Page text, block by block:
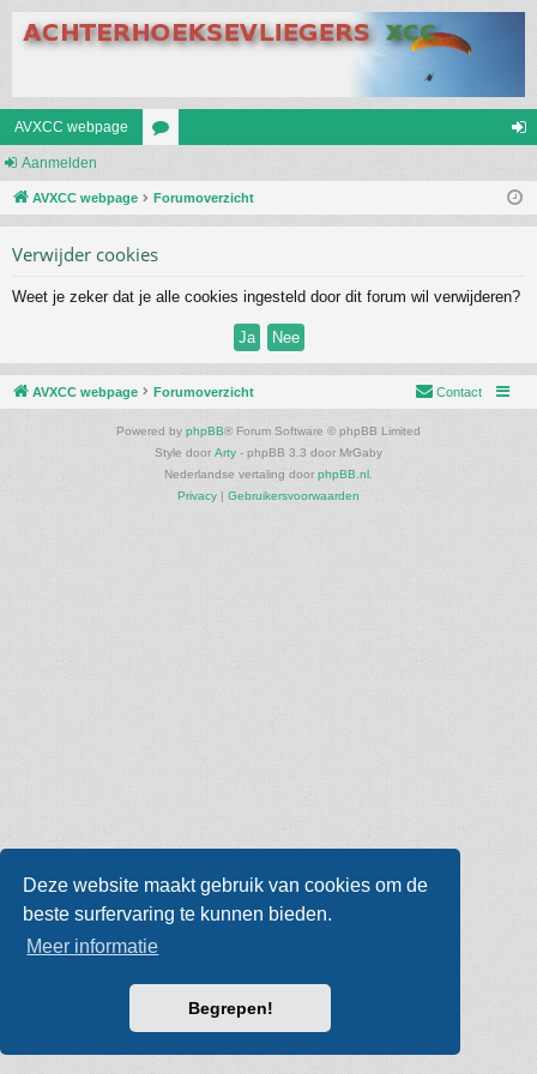
Deze website maakt gebruik van cookies om de
beste surfervaring te kunnen bieden.
Meer informatie
Begrepen!
AVXCC webpage
u m
Aanmelden
AVXCC webpage Forumoverzicht
Verwijder cookies
Weet je zeker dat je alle cookies ingesteld door dit forum wil verwijderen?
AVXCC webpage Forumoverzicht Contact
Powered by phpBB® Forum Software © phpBB Limited
Style door Arty - phpBB 3.3 door MrGaby
Nederlandse vertaling door phpBB.nl
Privacy | Gebruikersvoorwaarden